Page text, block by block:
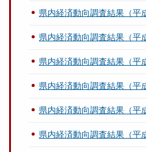
県内経済動向調査結果（平
県内経済動向調査結果（平
県内経済動向調査結果（平
県内経済動向調査結果（平
県内経済動向調査結果（平
県内経済動向調査結果（平